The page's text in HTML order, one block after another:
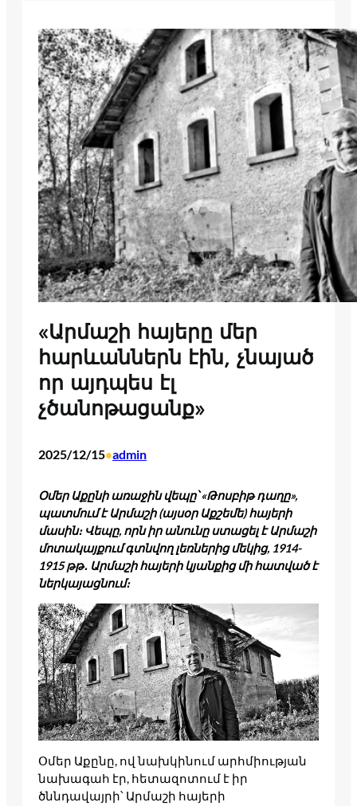
«Արմաշի հայերը մեր
հարևաններն էին, չնայած
որ այդպես էլ
չծանոթացանք»
2025/12/15•admin
Օմեր Աքընի առաջին վեպը՝ «Թոսբիթ դաղը»,
պատմում է Արմաշի (այսօր Աքշեմե) հայերի
մասին։ Վեպը, որն իր անունը ստացել է Արմաշի
մոտակայքում գտնվող լեռներից մեկից, 1914-
1915 թթ․ Արմաշի հայերի կյանքից մի հատված է
ներկայացնում։
Օմեր Աքընը, ով նախկինում արհմիության
նախագահ էր, հետազոտում է իր
ծննդավայրի՝ Արմաշի հայերի